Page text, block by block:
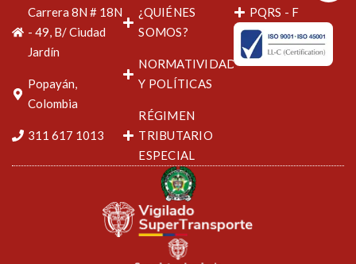
Carrera 8N # 18N
- 49, B/ Ciudad
Jardín
Popayán,
Colombia
311 617 1013
¿QUIÉNES
SOMOS?
NORMATIVIDAD
Y POLÍTICAS
RÉGIMEN
TRIBUTARIO
ESPECIAL
PQRS - F